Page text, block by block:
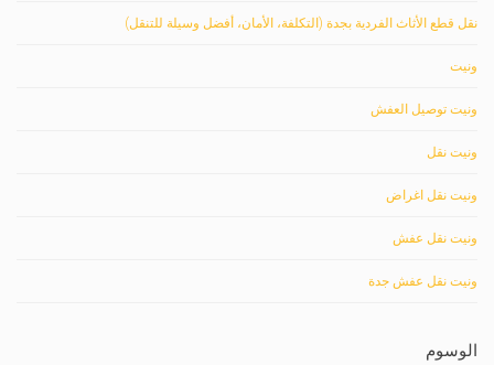
نقل قطع الأثاث الفردية بجدة (التكلفة، الأمان، أفضل وسيلة للتنقل)
ونيت
ونيت توصيل العفش
ونيت نقل
ونيت نقل اغراض
ونيت نقل عفش
ونيت نقل عفش جدة
الوسوم